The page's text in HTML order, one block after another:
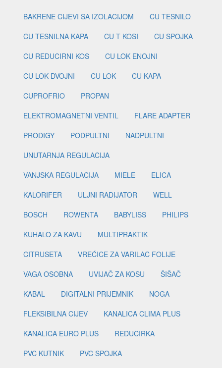
BAKRENE CIJEVI SA IZOLACIJOM
CU TESNILO
CU TESNILNA KAPA
CU T KOSI
CU SPOJKA
CU REDUCIRNI KOS
CU LOK ENOJNI
CU LOK DVOJNI
CU LOK
CU KAPA
CUPROFRIO
PROPAN
ELEKTROMAGNETNI VENTIL
FLARE ADAPTER
PRODIGY
PODPULTNI
NADPULTNI
UNUTARNJA REGULACIJA
VANJSKA REGULACIJA
MIELE
ELICA
KALORIFER
ULJNI RADIJATOR
WELL
BOSCH
ROWENTA BABYLISS
PHILIPS
KUHALO ZA KAVU
MULTIPRAKTIK
CITRUSETA
VREĆICE ZA VARILAC FOLIJE
VAGA OSOBNA
UVIJAČ ZA KOSU
ŠIŠAČ
KABAL
DIGITALNI PRIJEMNIK
NOGA
FLEKSIBILNA CIJEV
KANALICA CLIMA PLUS
KANALICA EURO PLUS
REDUCIRKA
PVC KUTNIK
PVC SPOJKA